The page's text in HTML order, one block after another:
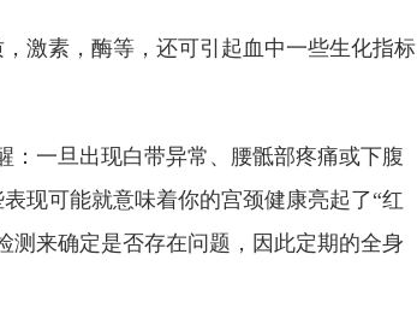
激素，酶等，还可引起血中一些生化指标
：一旦出现白带异常、腰骶部疼痛或下腹
现可能就意味着你的宫颈健康亮起了“红
测来确定是否存在问题，因此定期的全身